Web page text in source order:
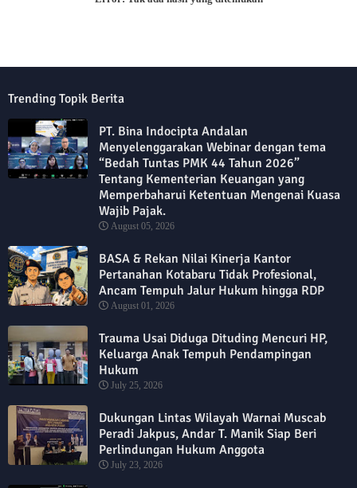
Trending Topik Berita
PT. Bina Indocipta Andalan
Menyelenggarakan Webinar dengan tema
“Bedah Tuntas PMK 44 Tahun 2026”
Tentang Kementerian Keuangan yang
Memperbaharui Ketentuan Mengenai Kuasa
Wajib Pajak.
August 05, 2026
BASA & Rekan Nilai Kinerja Kantor
Pertanahan Kotabaru Tidak Profesional,
Ancam Tempuh Jalur Hukum hingga RDP
August 01, 2026
Trauma Usai Diduga Dituding Mencuri HP,
Keluarga Anak Tempuh Pendampingan
Hukum
July 25, 2026
Dukungan Lintas Wilayah Warnai Muscab
Peradi Jakpus, Andar T. Manik Siap Beri
Perlindungan Hukum Anggota
July 23, 2026